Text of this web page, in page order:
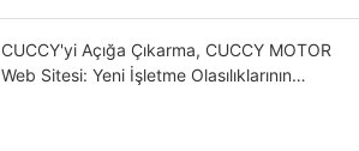
CUCCY'yi Açığa Çıkarma, CUCCY MOTOR
Web Sitesi: Yeni İşletme Olasılıklarının